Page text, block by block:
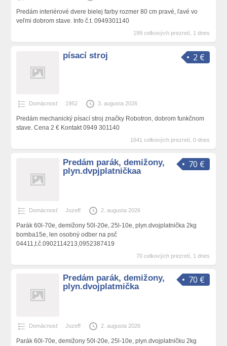
Predám interiérové dvere bielej farby rozmer 80 cm pravé, ľavé vo
veľmi dobrom stave. Info č.t. 0949301140
199 celkových prezretí, 1 dnes
2 €
písací stroj
Domácnosť 1952 3. augusta 2026
Predám mechanický písací stroj značky Robotron, dobrom funkčnom
stave. Cena 2 € Kontakt 0949 301140
1641 celkových prezretí, 0 dnes
70 €
Predám parák, demižony,
plyn.dvpjplatničkaa
Domácnosť Jozeff 2. augusta 2026
Parák 60l-70e, demižony 50l-20e, 25l-10e, plyn.dvojplatnička 2kg
bomba15e, len osobný odber na psč
04411,t.č.0902114213,0952387419
70 celkových prezretí, 1 dnes
70 €
Predám parák, demižony,
plyn.dvojplatmička
Domácnosť Jozeff 2. augusta 2026
Parák 60l-70e, demižony 50l-20e, 25l-10e, plyn.dvojplatničku 2kg